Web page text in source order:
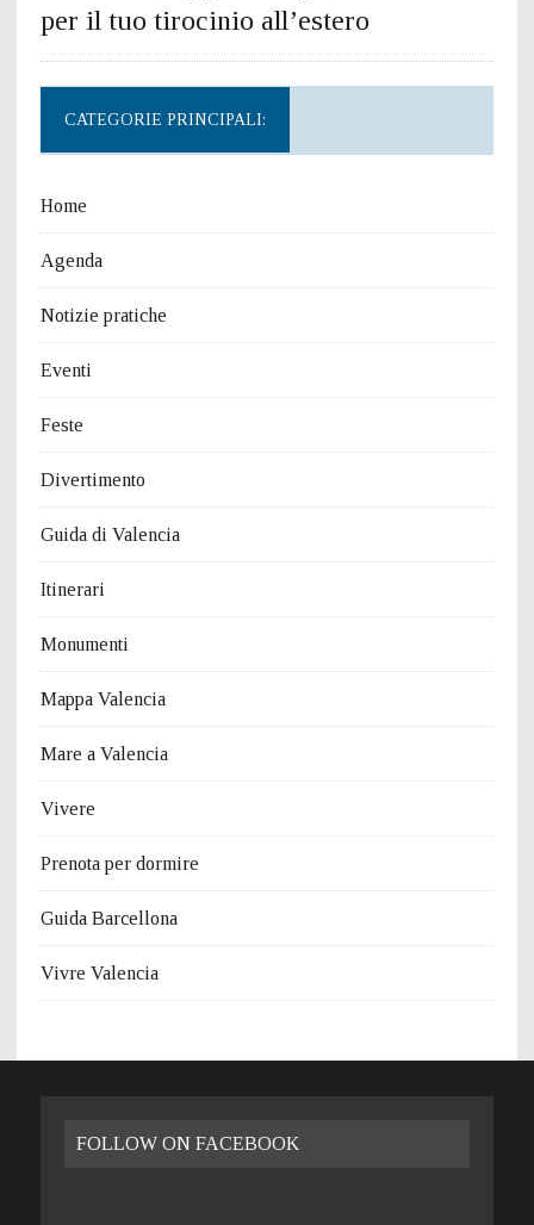
per il tuo tirocinio all’estero
CATEGORIE PRINCIPALI:
Home
Agenda
Notizie pratiche
Eventi
Feste
Divertimento
Guida di Valencia
Itinerari
Monumenti
Mappa Valencia
Mare a Valencia
Vivere
Prenota per dormire
Guida Barcellona
Vivre Valencia
FOLLOW ON FACEBOOK